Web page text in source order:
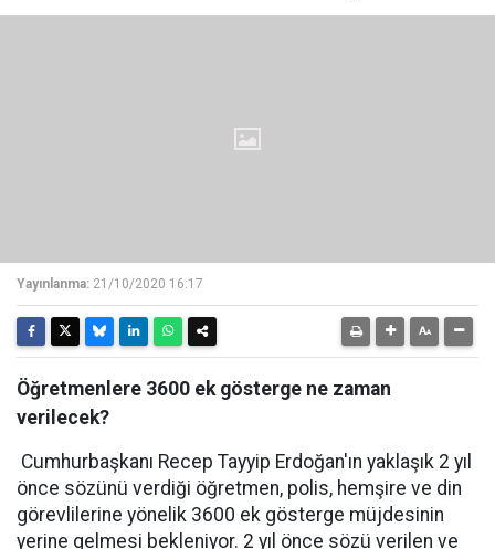
Yayınlanma: 21/10/2020 16:17
Öğretmenlere 3600 ek gösterge ne zaman
verilecek?
Cumhurbaşkanı Recep Tayyip Erdoğan'ın yaklaşık 2 yıl
önce sözünü verdiği öğretmen, polis, hemşire ve din
görevlilerine yönelik 3600 ek gösterge müjdesinin
yerine gelmesi bekleniyor. 2 yıl önce sözü verilen ve